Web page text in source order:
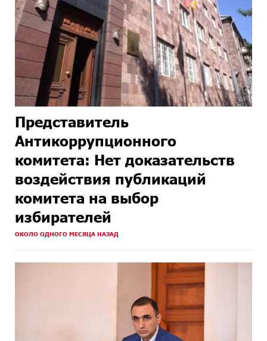
Представитель
Антикоррупционного
комитета: Нет доказательств
воздействия публикаций
комитета на выбор
избирателей
ОКОЛО ОДНОГО МЕСЯЦА НАЗАД